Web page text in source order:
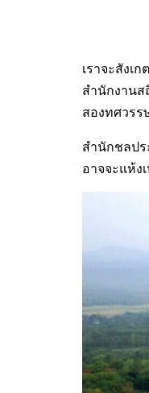
เราจะสังเ
สำนักงาน
สองทศวรร
สำนักชลป
อาจจะแห้